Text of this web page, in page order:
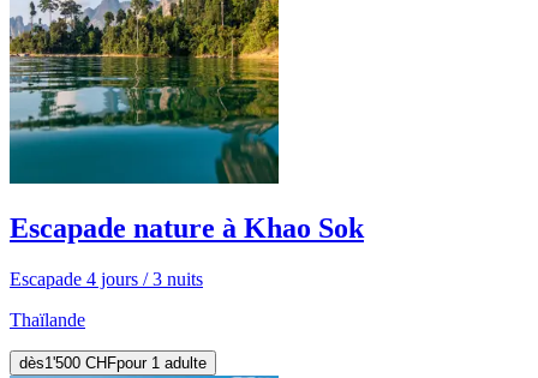
Escapade nature à Khao Sok
Escapade 4 jours / 3 nuits
Thaïlande
dès1'500 CHFpour 1 adulte